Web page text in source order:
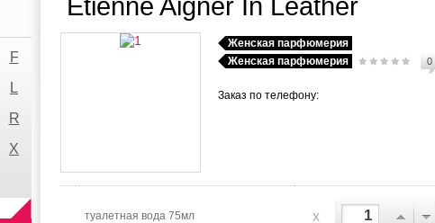
Etienne Aigner In Leather
Женская парфюмерия
Женская парфюмерия
0
Заказ по телефону:
туалетная вода 75мл x
F
L
R
X